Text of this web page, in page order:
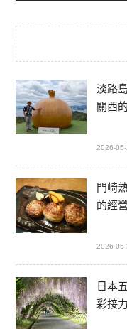
淡路
關西
2026-
門崎
的經
2026-
日本
彩接力